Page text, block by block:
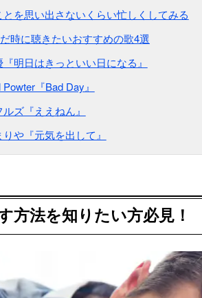
とを思い出さないくらい忙しくしてみる
時に聴きたいおすすめの歌4選
明日はきっといい日になる』
『Bad Day』
ズ『ええねん』
や『元気を出して』
方法を知りたい方必見！